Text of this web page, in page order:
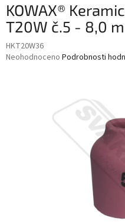
KOWAX®
T20W č.5 - 8,0
HKT20W36
Průměrné
Neohodnoceno Podrobnosti